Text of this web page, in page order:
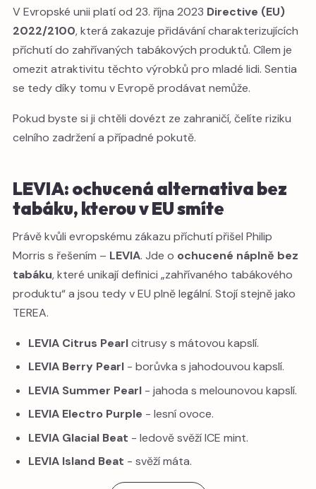
V Evropské unii platí od 23. října 2023 Directive (EU)
2022/2100, která zakazuje přidávání charakterizujících
příchutí do zahřívaných tabákových produktů. Cílem je
omezit atraktivitu těchto výrobků pro mladé lidi. Sentia
se tedy díky tomu v Evropě prodávat nemůže.
Pokud byste si ji chtěli dovézt ze zahraničí, čelíte riziku
celního zadržení a případné pokutě.
LEVIA: ochucená alternativa bez
tabáku, kterou v EU smíte
Právě kvůli evropskému zákazu příchutí přišel Philip
Morris s řešením – LEVIA. Jde o ochucené náplně bez
tabáku, které unikají definici „zahřívaného tabákového
produktu“ a jsou tedy v EU plně legální. Stojí stejně jako
TEREA.
LEVIA Citrus Pearlcitrusy s mátovou kapslí.
LEVIA Berry Pearl- borůvka s jahodouvou kapslí.
LEVIA Summer Pearl- jahoda s melounovou kapslí.
LEVIA Electro Purple - lesní ovoce.
LEVIA Glacial Beat - ledově svěží ICE mint.
LEVIA Island Beat - svěží máta.